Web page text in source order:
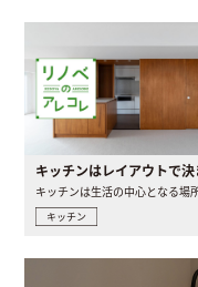
キッチン